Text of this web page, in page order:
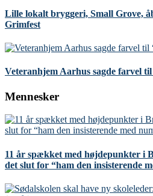
Lille lokalt bryggeri, Small Grove,
Grimfest
Veteranhjem Aarhus sagde farvel
Mennesker
11 år spækket med højdepunkter i
det slut for “ham den insisterende